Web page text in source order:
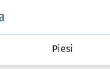
podserwis: Komunikacja
Piesi